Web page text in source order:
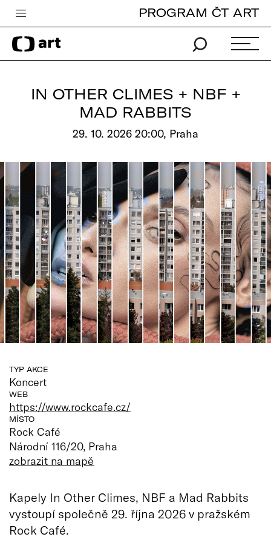
Česká televize
Zpravodajství
Vše o ČT
PROGRAM ČT ART
IN OTHER CLIMES + NBF +
MAD RABBITS
29. 10. 2026 20:00, Praha
TYP AKCE
Koncert
WEB
https://www.rockcafe.cz/
MÍSTO
Rock Café
Národní 116/20, Praha
zobrazit na mapě
Kapely In Other Climes, NBF a Mad Rabbits
vystoupí společně 29. října 2026 v pražském
Rock Café.